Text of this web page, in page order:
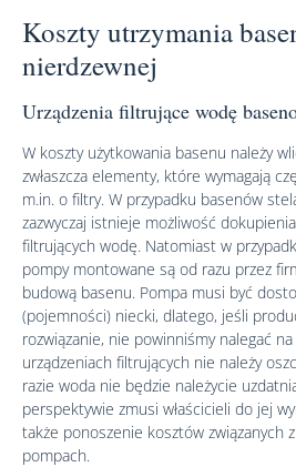
Koszty utrzymania
nierdzewnej
Urządzenia filtrujące wodę
W koszty użytkowania basenu należy
zwłaszcza elementy, które wymagają
m.in. o filtry. W przypadku basenów
zazwyczaj istnieje możliwość
filtrujących wodę. Natomiast w
pompy montowane są od razu przez
budową basenu. Pompa musi być
(pojemności) niecki, dlatego, jeśli
rozwiązanie, nie powinniśmy nalegać
urządzeniach filtrujących nie należy
razie woda nie będzie należycie
perspektywie zmusi właścicieli do jej
także ponoszenie kosztów związanych
pompach.